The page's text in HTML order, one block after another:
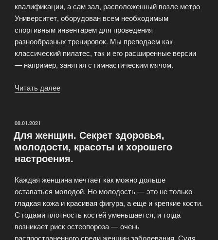
квалификации, а сам зал, расположенный возле метро
Университет, оборудован всем необходимым
спортивным инвентарем для проведения
разнообразных тренировок. Мы преподаем как
классический пилатес, так и его расширенные версии
— например, занятия с гимнастическим мячом.
Читать далее
физических
нагрузок»
ОПУБЛИКОВАНО
08.01.2021
Для женщин. Секрет здоровья,
молодости, красоты и хорошего
настроения.
Каждая женщина мечтает как можно дольше
оставаться молодой. Но молодость — это не только
гладкая кожа и красивая фигура, а еще и крепкие кости.
С годами плотность костей уменьшается, и тогда
возникает риск остеопороза — очень
распространенного среди женщин заболевания. Судя